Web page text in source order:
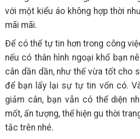
với một kiểu áo không hợp thời
mãi mãi.
Để có thể tự tin hơn trong công
nếu có thân hình ngoại khổ bạn
cân dần dần, như thế vừa tốt cho
để bạn lấy lại sự tự tin vốn có.
giảm cân, bạn vẫn có thể diện
mốt, ấn tượng, thể hiện gu thời
tắc trên nhé.